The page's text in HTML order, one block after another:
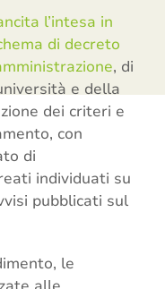
l’intesa in
di decreto
, di
e della
dei criteri e
con
di
individuati su
pubblicati sul
le